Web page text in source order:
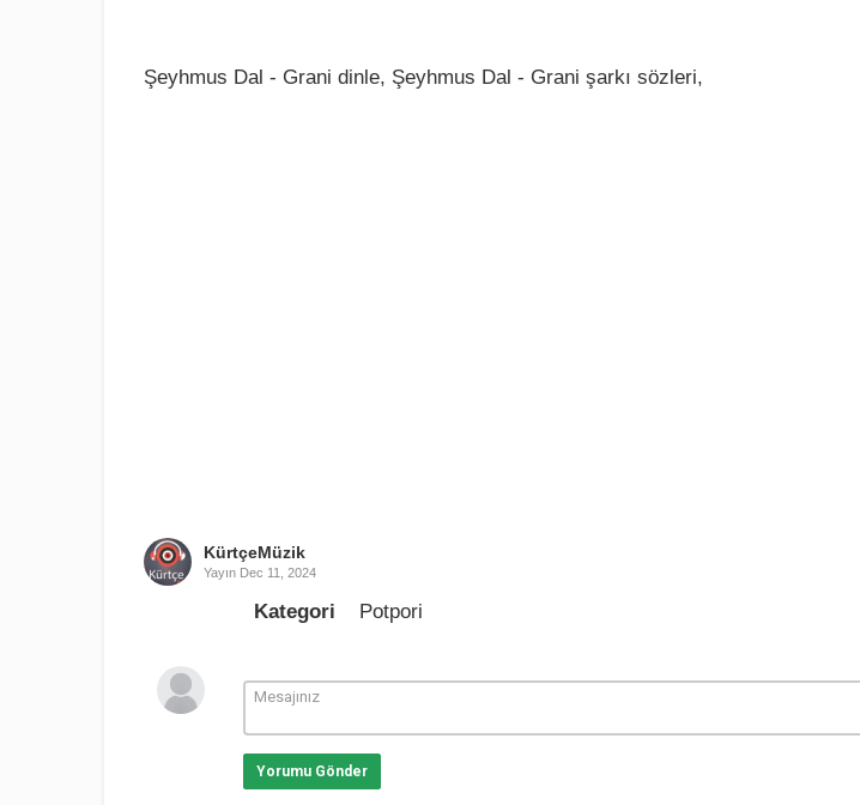
Şeyhmus Dal - Grani dinle, Şeyhmus Dal - Grani şarkı sözleri,
KürtçeMüzik
Yayın Dec 11, 2024
Kategori Potpori
Yorumu Gönder